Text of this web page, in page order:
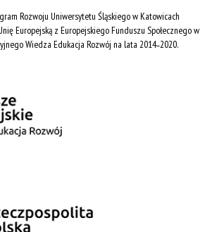
Rozwoju Uniwersytetu Śląskiego w Katowicach
Europejską z Europejskiego Funduszu Społecznego w
Wiedza Edukacja Rozwój na lata 2014˗2020.